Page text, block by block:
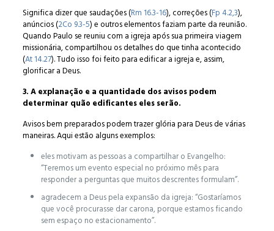
Significa dizer que saudações (Rm 16.3-16), correções (Fp 4.2,3),
anúncios (2Co 9.3-5) e outros elementos faziam parte da reunião.
Quando Paulo se reuniu com a igreja após sua primeira viagem
missionária, compartilhou os detalhes do que tinha acontecido
(At 14.27). Tudo isso foi feito para edificar a igreja e, assim,
glorificar a Deus.
3. A explanação e a quantidade dos avisos podem
determinar quão edificantes eles serão.
Avisos bem preparados podem trazer glória para Deus de várias
maneiras. Aqui estão alguns exemplos:
eles motivam as pessoas a compartilhar o Evangelho:
“Teremos um evento especial no próximo mês para
responder a perguntas que muitos descrentes formulam”.
agradecem a Deus pela expansão da igreja: “Gostaríamos
que você procurasse dar carona, porque estamos ficando
sem espaço no estacionamento”.